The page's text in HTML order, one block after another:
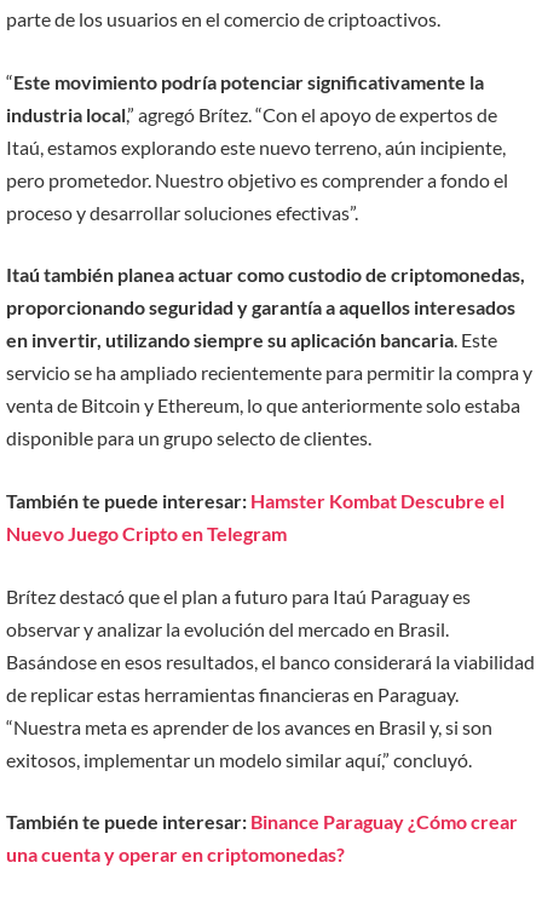
parte de los usuarios en el comercio de criptoactivos.
“Este movimiento podría potenciar significativamente la
industria local,” agregó Brítez. “Con el apoyo de expertos de
Itaú, estamos explorando este nuevo terreno, aún incipiente,
pero prometedor. Nuestro objetivo es comprender a fondo el
proceso y desarrollar soluciones efectivas”.
Itaú también planea actuar como custodio de criptomonedas,
proporcionando seguridad y garantía a aquellos interesados
en invertir, utilizando siempre su aplicación bancaria. Este
servicio se ha ampliado recientemente para permitir la compra y
venta de Bitcoin y Ethereum, lo que anteriormente solo estaba
disponible para un grupo selecto de clientes.
También te puede interesar: Hamster Kombat Descubre el
Nuevo Juego Cripto en Telegram
Brítez destacó que el plan a futuro para Itaú Paraguay es
observar y analizar la evolución del mercado en Brasil.
Basándose en esos resultados, el banco considerará la viabilidad
de replicar estas herramientas financieras en Paraguay.
“Nuestra meta es aprender de los avances en Brasil y, si son
exitosos, implementar un modelo similar aquí,” concluyó.
También te puede interesar: Binance Paraguay ¿Cómo crear
una cuenta y operar en criptomonedas?